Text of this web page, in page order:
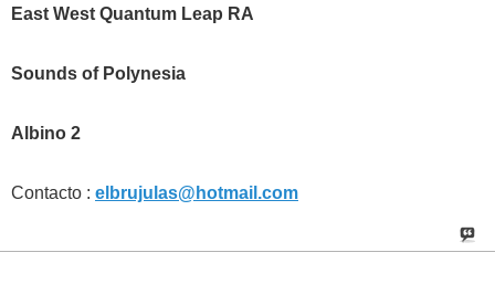
East West Quantum Leap RA
Sounds of Polynesia
Albino 2
Contacto : elbrujulas@hotmail.com